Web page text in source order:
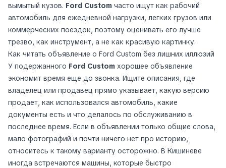
вымытый кузов. Ford Custom часто ищут как рабочий
автомобиль для ежедневной нагрузки, легких грузов или
коммерческих поездок, поэтому оценивать его лучше
трезво, как инструмент, а не как красивую картинку.
Как читать объявление о Ford Custom без лишних иллюзий
У подержанного Ford Custom хорошее объявление
экономит время еще до звонка. Ищите описания, где
владелец или продавец прямо указывает, какую версию
продает, как использовался автомобиль, какие
документы есть и что делалось по обслуживанию в
последнее время. Если в объявлении только общие слова,
мало фотографий и почти ничего нет про историю,
относитесь к такому варианту осторожно. В Кишиневе
иногда встречаются машины, которые быстро